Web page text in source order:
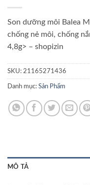
Son dưỡng môi Balea
chống nẻ môi, chống
4,8g> – shopizin
SKU: 21165271436
Danh mục: Sản Phẩm
MÔ TẢ